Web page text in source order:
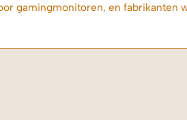
gamingmonitoren, en fabrikanten